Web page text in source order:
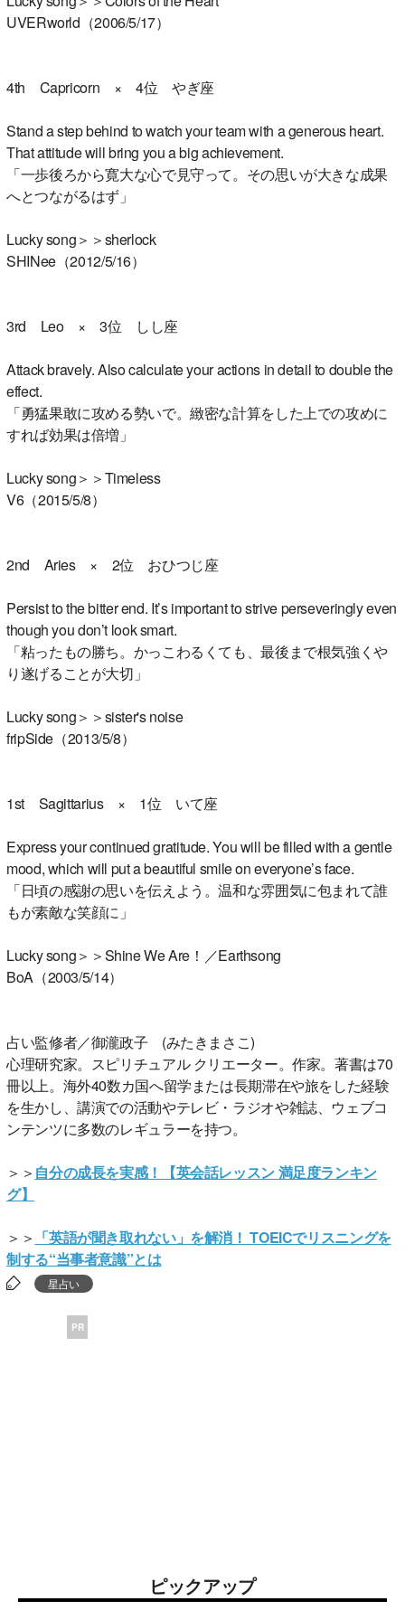
UVERworld（2006/5/17）
4th Capricorn × 4位 やぎ座
Stand a step behind to watch your team with a generous heart.
That attitude will bring you a big achievement.
「一歩後ろから寛大な心で見守って。その思いが大きな成果
へとつながるはず」
Lucky song＞＞sherlock
SHINee（2012/5/16）
3rd Leo × 3位 しし座
Attack bravely. Also calculate your actions in detail to double the
effect.
「勇猛果敢に攻める勢いで。緻密な計算をした上での攻めに
すれば効果は倍増」
Lucky song＞＞Timeless
V6（2015/5/8）
2nd Aries × 2位 おひつじ座
Persist to the bitter end. It’s important to strive perseveringly even
though you don’t look smart.
「粘ったもの勝ち。かっこわるくても、最後まで根気強くや
り遂げることが大切」
Lucky song＞＞sister's noise
fripSide（2013/5/8）
1st Sagittarius × 1位 いて座
Express your continued gratitude. You will be filled with a gentle
mood, which will put a beautiful smile on everyone’s face.
「日頃の感謝の思いを伝えよう。温和な雰囲気に包まれて誰
もが素敵な笑顔に」
Lucky song＞＞Shine We Are！／Earthsong
BoA（2003/5/14）
占い監修者／御瀧政子 (みたきまさこ)
心理研究家。スピリチュアル クリエーター。作家。著書は70
冊以上。海外40数カ国へ留学または長期滞在や旅をした経験
を生かし、講演での活動やテレビ・ラジオや雑誌、ウェブコ
ンテンツに多数のレギュラーを持つ。
＞＞ 自分の成長を実感！【英会話レッスン 満足度ランキン
グ】
＞＞ 「英語が聞き取れない」を解消！ TOEICでリスニングを
制する“当事者意識”とは
星占い
PR
ピックアップ